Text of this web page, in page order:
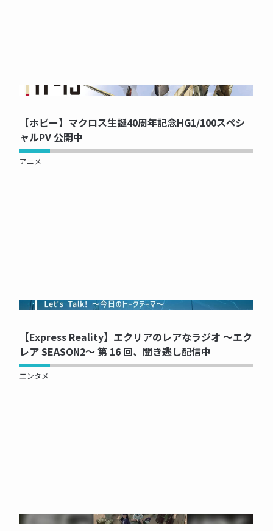
NOW PRINTING...
【ホビー】マクロス生誕40周年記念HG1/100スペシ
ャルPV 公開中
アニメ
NOW PRINTING...
【Express Reality】エクリアのレアなラジオ ～エク
レア SEASON2～ 第 16 回、聞き逃し配信中
エンタメ
NOW PRINTING...